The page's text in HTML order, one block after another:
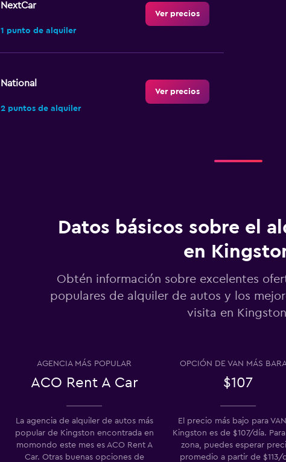
NextCar
1 punto de alquiler
Ver precios
National
2 puntos de alquiler
Ver precios
Ver precios
2 puntos de alquiler
Datos básicos sobre el
en
Obtén información sobre excelentes
populares de alquiler de autos y los
visita en
AGENCIA MÁS POPULAR
ACO Rent A Car
OPCIÓN DE VAN MÁS
$107
La agencia de alquiler de autos más
popular de Kingston encontrada en
momondo este mes es ACO Rent A
Car. Otras buenas opciones de
El precio más bajo para
Kingston es de $107/día.
zona, puedes esperar
promedio a partir de $113/